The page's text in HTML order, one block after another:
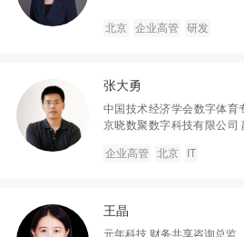
北京 企业高管 研发
张大勇
中国技术经济学会数字体育
京晓数聚数字科技有限公司
企业高管
北京 IT
王晶
元年科技 财务共享咨询总监